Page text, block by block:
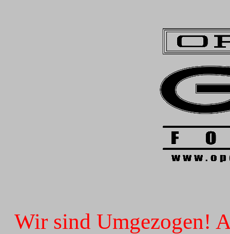
Wir sind Umgezogen!